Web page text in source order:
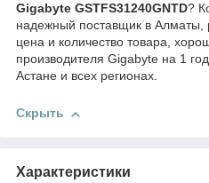
Gigabyte GSTFS31240GNTD?
надежный поставщик в Алматы,
цена и количество товара,
производителя Gigabyte на 1
Астане и всех регионах.
Скрыть
Характеристики